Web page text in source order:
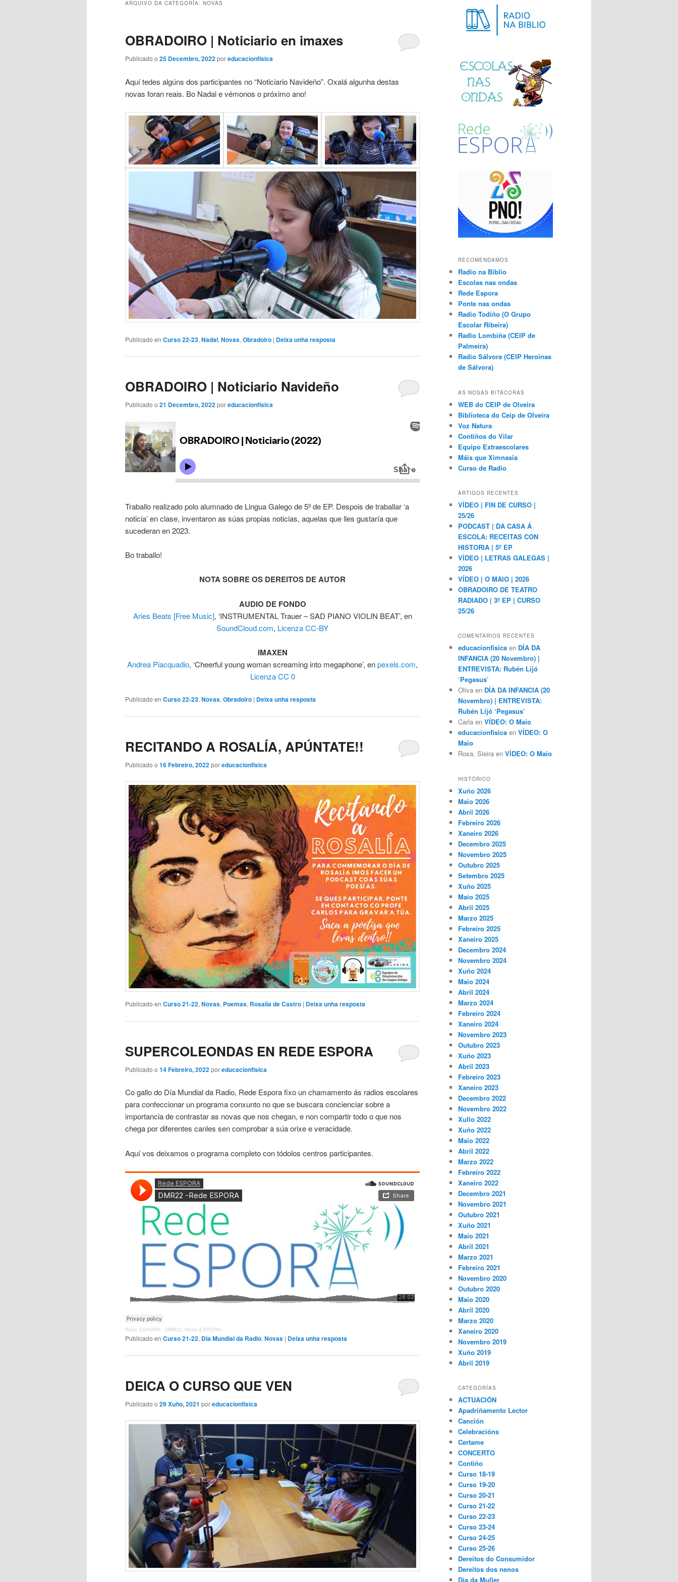
ARQUIVO DA CATEGORÍA: NOVAS
OBRADOIRO | Noticiario en imaxes
Publicado o 25 Decembro, 2022poreducacionfisica
Aquí tedes algúns dos participantes no “Noticiario Navideño”. Oxalá algunha destas
novas foran reais. Bo Nadal e vémonos o próximo ano!
Publicado en Curso 22-23, Nadal, Novas, Obradoiro | Deixa unha resposta
OBRADOIRO | Noticiario Navideño
Publicado o 21 Decembro, 2022poreducacionfisica
Traballo realizado polo alumnado de Lingua Galego de 5º de EP. Despois de traballar ‘a
noticia’ en clase, inventaron as súas propias noticias, aquelas que lles gustaría que
sucederan en 2023.
Bo traballo!
NOTA SOBRE OS DEREITOS DE AUTOR
AUDIO DE FONDO
Aries Beats [Free Music], ‘INSTRUMENTAL Trauer – SAD PIANO VIOLIN BEAT’, en
SoundCloud.com, Licenza CC-BY
IMAXEN
Andrea Piacquadio, ‘Cheerful young woman screaming into megaphone’, enpexels.com,
Licenza CC 0
Publicado en Curso 22-23,Novas,Obradoiro | Deixa unha resposta
RECITANDO A ROSALÍA, APÚNTATE!!
Publicado o 16 Febreiro, 2022poreducacionfisica
Publicado en Curso 21-22, Novas, Poemas, Rosalía de Castro | Deixa unha resposta
SUPERCOLEONDAS EN REDE ESPORA
Publicado o 14 Febreiro, 2022poreducacionfisica
Co gallo do Día Mundial da Radio, Rede Espora fixo un chamamento ás radios escolares
para confeccionar un programa conxunto no que se buscara concienciar sobre a
importancia de contrastar as novas que nos chegan, e non compartir todo o que nos
chega por diferentes canles sen comprobar a súa orixe e veracidade.
Aquí vos deixamos o programa completo con tódolos centros participantes.
Rede ESPORA · DMR22 -Rede ESPORA
Publicado en Curso 21-22, Día Mundial da Radio, Novas | Deixa unha resposta
DEICA O CURSO QUE VEN
Publicado o 29 Xuño, 2021 poreducacionfisica
RECOMENDAMOS
Radio na Biblio
Escolas nas ondas
Rede Espora
Ponte nas ondas
Radio Todiño (O Grupo
Escolar Ribeira)
Radio Lombiña (CEIP de
Palmeira)
Radio Sálvora (CEIP Heroínas
de Sálvora)
AS NOSAS BITÁCORAS
WEB do CEIP de Olveira
Biblioteca do Ceip de Olveira
Voz Natura
Contiños do Vilar
Equipo Extraescolares
Máis que Ximnasia
Curso de Radio
ARTIGOS RECENTES
VÍDEO | FIN DE CURSO |
25/26
PODCAST | DA CASA Á
ESCOLA: RECEITAS CON
HISTORIA | 5º EP
VÍDEO | LETRAS GALEGAS |
2026
VÍDEO | O MAIO | 2026
OBRADOIRO DE TEATRO
RADIADO | 3º EP | CURSO
25/26
COMENTARIOS RECENTES
educacionfisica en DÍA DA
INFANCIA (20 Novembro) |
ENTREVISTA: Rubén Lijó
‘Pegasus’
Oliva en DÍA DA INFANCIA (20
Novembro) | ENTREVISTA:
Rubén Lijó ‘Pegasus’
Carla en VÍDEO: O Maio
educacionfisica en VÍDEO: O
Maio
Rosa. Sieira en VÍDEO: O Maio
HISTÓRICO
Xuño 2026
Maio 2026
Abril 2026
Febreiro 2026
Xaneiro 2026
Decembro 2025
Novembro 2025
Outubro 2025
Setembro 2025
Xuño 2025
Maio 2025
Abril 2025
Marzo 2025
Febreiro 2025
Xaneiro 2025
Decembro 2024
Novembro 2024
Xuño 2024
Maio 2024
Abril 2024
Marzo 2024
Febreiro 2024
Xaneiro 2024
Novembro 2023
Outubro 2023
Xuño 2023
Abril 2023
Febreiro 2023
Xaneiro 2023
Decembro 2022
Novembro 2022
Xullo 2022
Xuño 2022
Maio 2022
Abril 2022
Marzo 2022
Febreiro 2022
Xaneiro 2022
Decembro 2021
Novembro 2021
Outubro 2021
Xuño 2021
Maio 2021
Abril 2021
Marzo 2021
Febreiro 2021
Novembro 2020
Outubro 2020
Maio 2020
Abril 2020
Marzo 2020
Xaneiro 2020
Novembro 2019
Xuño 2019
Abril 2019
CATEGORÍAS
ACTUACIÓN
Apadriñamento Lector
Canción
Celebracións
Certame
CONCERTO
Contiño
Curso 18-19
Curso 19-20
Curso 20-21
Curso 21-22
Curso 22-23
Curso 23-24
Curso 24-25
Curso 25-26
Dereitos do Consumidor
Dereitos dos nenos
Día da Muller